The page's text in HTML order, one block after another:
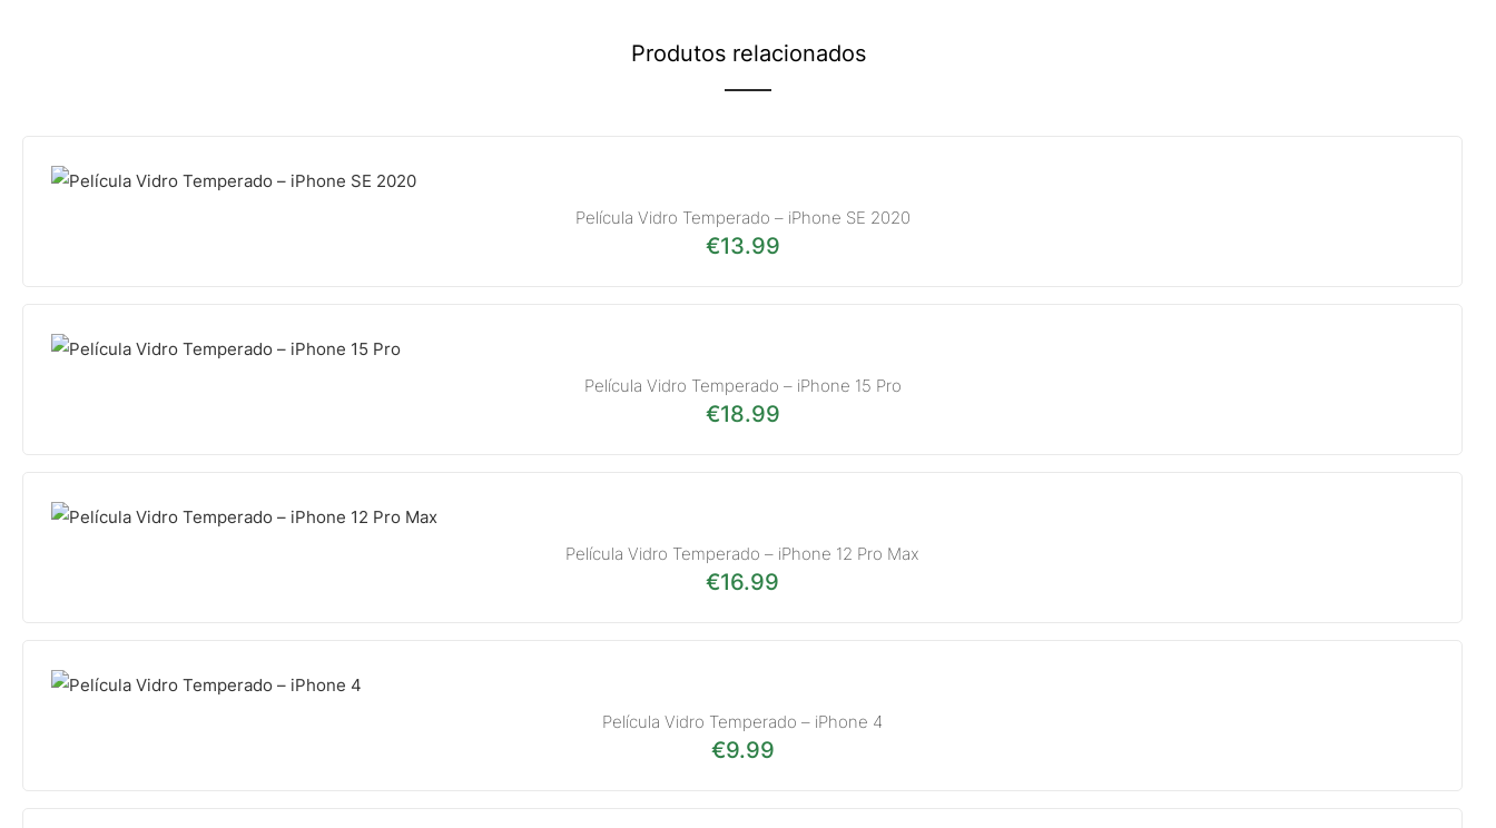
Produtos relacionados
Película Vidro Temperado – iPhone SE 2020
€13.99
Película Vidro Temperado – iPhone 15 Pro
€18.99
Película Vidro Temperado – iPhone 12 Pro Max
€16.99
Película Vidro Temperado – iPhone 4
€9.99